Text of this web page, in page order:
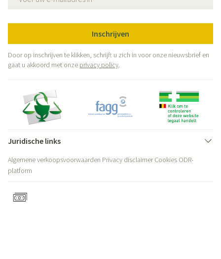
Inschrijven
Door op inschrijven te klikken, schrijft u zich in voor onze nieuwsbrief en
gaat u akkoord met onze privacy policy.
Juridische links
Algemene verkoopsvoorwaarden Privacy disclaimer Cookies ODR-
platform